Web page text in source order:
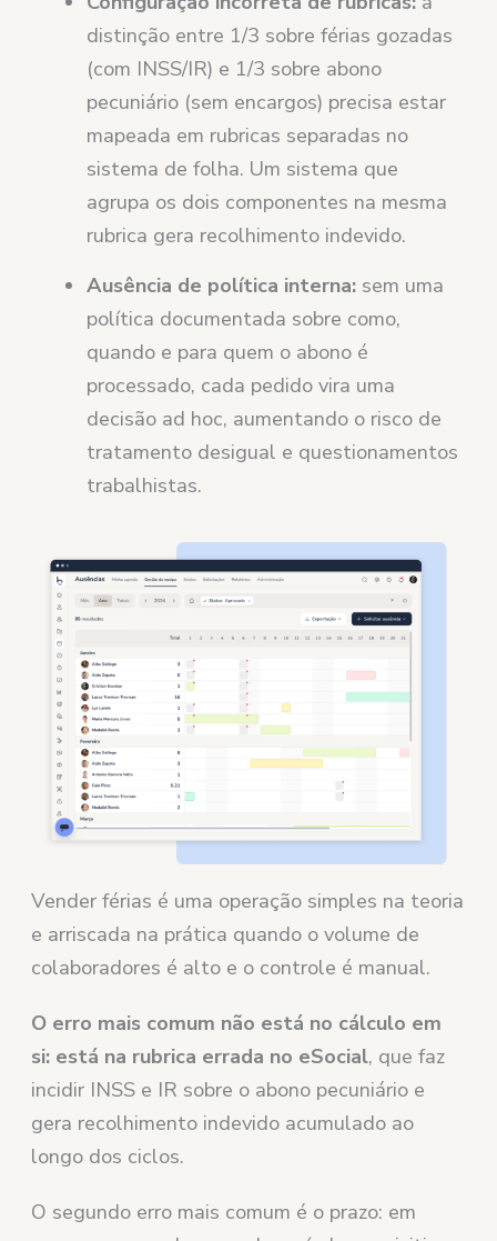
distinção entre 1/3 sobre férias gozadas
(com INSS/IR) e 1/3 sobre abono
pecuniário (sem encargos) precisa estar
mapeada em rubricas separadas no
sistema de folha. Um sistema que
agrupa os dois componentes na mesma
rubrica gera recolhimento indevido.
Ausência de política interna: sem uma
política documentada sobre como,
quando e para quem o abono é
processado, cada pedido vira uma
decisão ad hoc, aumentando o risco de
tratamento desigual e questionamentos
trabalhistas.
Vender férias é uma operação simples na teoria
e arriscada na prática quando o volume de
colaboradores é alto e o controle é manual.
O erro mais comum não está no cálculo em
si: está na rubrica errada no eSocial, que faz
incidir INSS e IR sobre o abono pecuniário e
gera recolhimento indevido acumulado ao
longo dos ciclos.
O segundo erro mais comum é o prazo: em